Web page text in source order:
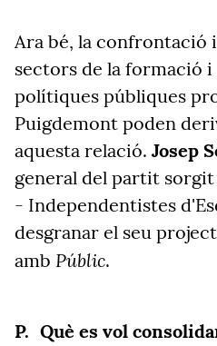
Ara bé, la confrontació
sectors de la formació i
polítiques públiques
Puigdemont poden
aquesta relació. Josep
general del partit sorgit
- Independentistes
desgranar el seu
amb Públic.
Què es vol